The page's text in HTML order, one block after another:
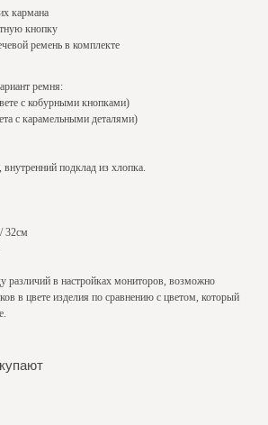
кармана
кнопку
ремень в комплекте
ремня:
с кобурными кнопками)
с карамельными деталями)
внутренний подклад из хлопка.
32см
различий в настройках мониторов, возможно
в цвете изделия по сравнению с цветом, который